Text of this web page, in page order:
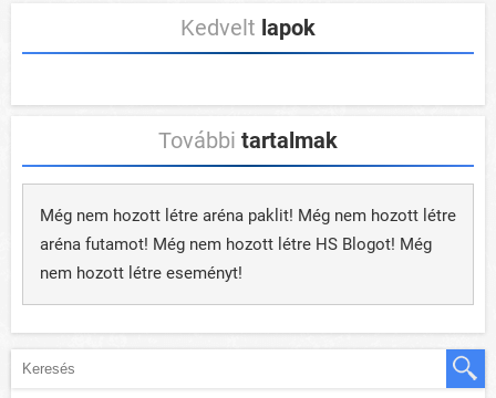
Kedvelt lapok
További tartalmak
Még nem hozott létre aréna paklit! Még nem hozott létre
aréna futamot! Még nem hozott létre HS Blogot! Még
nem hozott létre eseményt!